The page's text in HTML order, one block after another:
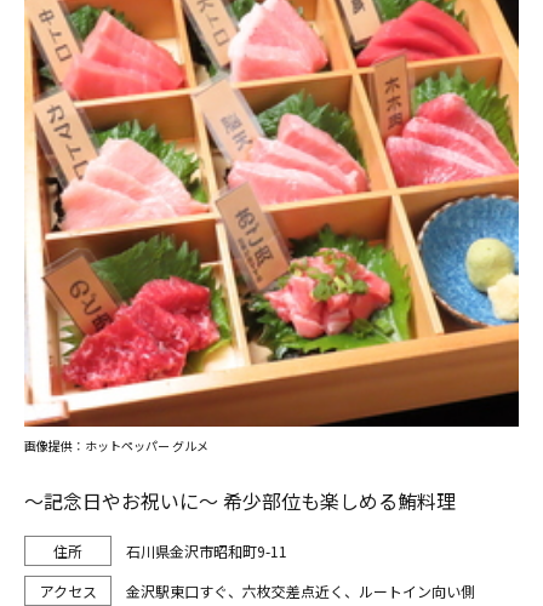
～記念日やお祝いに～ 希少部位も楽しめる鮪料理
石川県金沢市昭和町9-11
金沢駅東口すぐ、六枚交差点近く、ルートイン向い側
画像提供：ホットペッパー グルメ